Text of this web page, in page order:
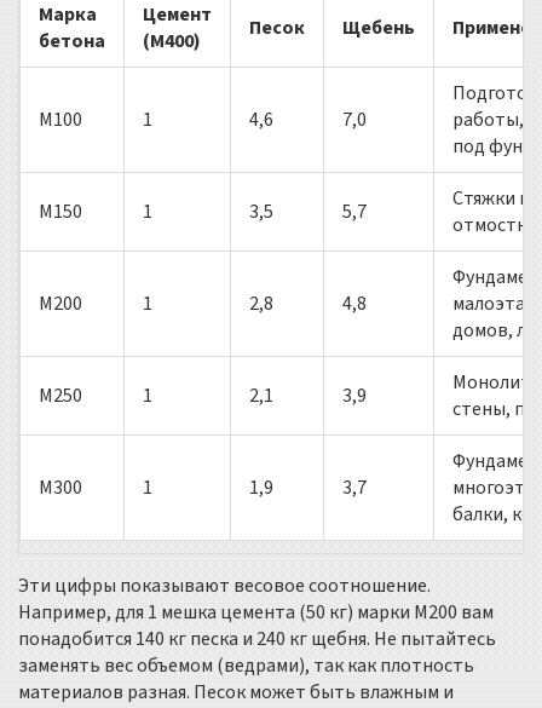
Марка
бетона
Цемент
(М400)
Песок Щебень
М100 1 4,6 7,0
работы,
под
М150 1 3,5 5,7
Стяжки
М200 1 2,8 4,8
домов,
М250 1 2,1 3,9
стены,
М300 1 1,9 3,7
балки,
Эти цифры показывают весовое соотношение.
Например, для 1 мешка цемента (50 кг) марки М200 вам
понадобится 140 кг песка и 240 кг щебня. Не пытайтесь
заменять вес объемом (ведрами), так как плотность
материалов разная. Песок может быть влажным и